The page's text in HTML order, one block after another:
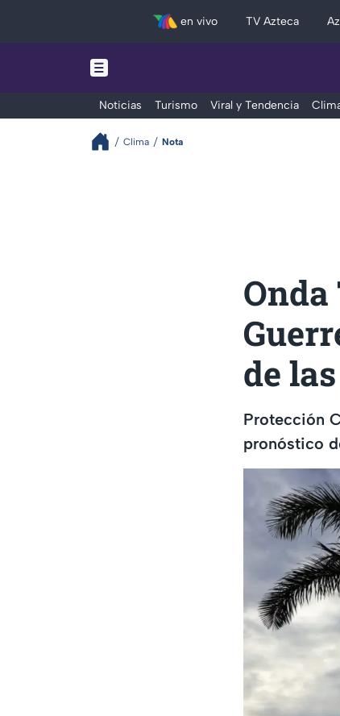
en vivo TV Azteca
Noticias Turismo Viral y Tendencia
Clima Nota
de
Protección
pronóstico